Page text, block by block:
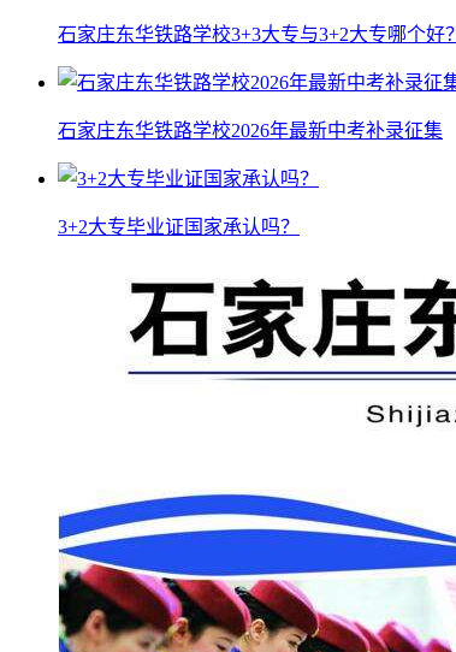
石家庄东华铁路学校3+3大专与3+2大专哪个好？
石家庄东华铁路学校2026年最新中考补录征集
3+2大专毕业证国家承认吗？